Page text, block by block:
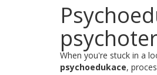
When you're stuck in a
psychoedukace,